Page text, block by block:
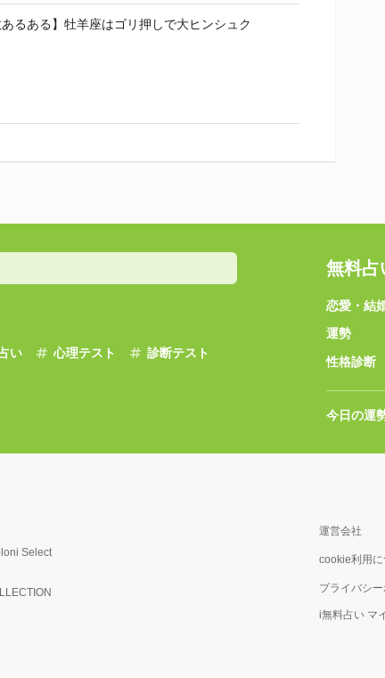
るある】牡羊座はゴリ押しで大ヒンシュク
い 心理テスト 診断テスト
無料占
恋愛・結
運勢
性格診断
今日の運
Select
運営会社
cookie利用
プライバシ
i無料占い マ